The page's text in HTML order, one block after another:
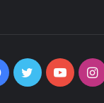
Facebook
Twitter